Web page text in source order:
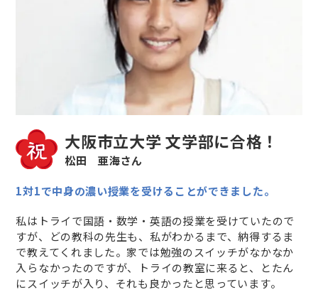
大阪市立大学 文学部に合格！
松田 亜海さん
1対1で中身の濃い授業を受けることができました。
私はトライで国語・数学・英語の授業を受けていたので
すが、どの教科の先生も、私がわかるまで、納得するま
で教えてくれました。家では勉強のスイッチがなかなか
入らなかったのですが、トライの教室に来ると、とたん
にスイッチが入り、それも良かったと思っています。